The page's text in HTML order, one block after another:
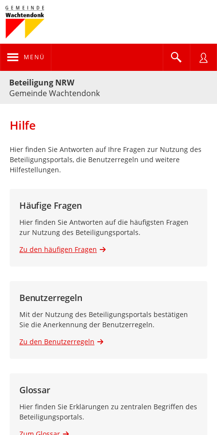
MENÜ
Beteiligung NRW
Gemeinde Wachtendonk
Hilfe
Hier finden Sie Antworten auf Ihre Fragen zur Nutzung des
Beteiligungsportals, die Benutzerregeln und weitere
Hilfestellungen.
Häufige Fragen
Hier finden Sie Antworten auf die häufigsten Fragen
zur Nutzung des Beteiligungsportals.
Zu den häufigen Fragen
Benutzerregeln
Mit der Nutzung des Beteiligungsportals bestätigen
Sie die Anerkennung der Benutzerregeln.
Zu den Benutzerregeln
Glossar
Hier finden Sie Erklärungen zu zentralen Begriffen des
Beteiligungsportals.